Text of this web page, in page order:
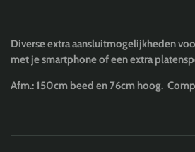
Diverse extra aansluitmogelijkheden
met je smartphone of een extra
Afm.: 150cm beed en 76cm hoog.